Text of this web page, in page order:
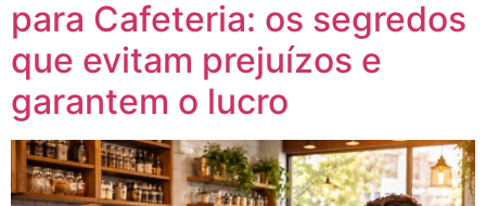
para Cafeteria: os segredos
que evitam prejuízos e
garantem o lucro